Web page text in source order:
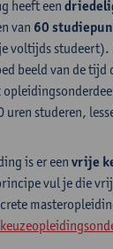
heeft een
van 60
voltijds studeert).
beeld van de tijd
uren studeren,
is er een vrije
vul je die